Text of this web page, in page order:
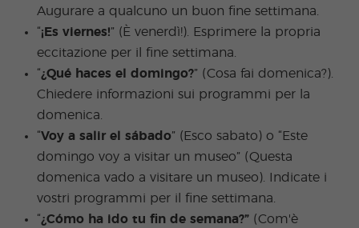
Augurare a qualcuno un buon fine settimana.
“¡Es viernes!” (È venerdì!). Esprimere la propria
eccitazione per il fine settimana.
“¿Qué haces el domingo?” (Cosa fai domenica?).
Chiedere informazioni sui programmi per la
domenica.
“Voy a salir el sábado” (Esco sabato) o “Este
domingo voy a visitar un museo” (Questa
domenica vado a visitare un museo). Indicate i
vostri programmi per il fine settimana.
“¿Cómo ha ido tu fin de semana?” (Com'è